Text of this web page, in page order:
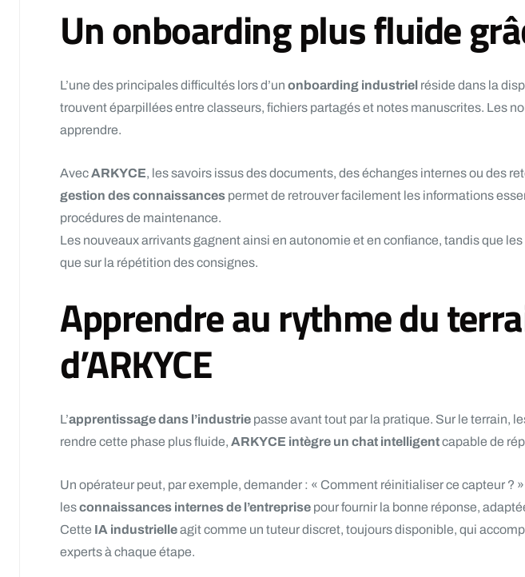
Un onboarding plus fluide
L’une des principales difficultés lors d’un onboarding industriel réside dans la
trouvent éparpillées entre classeurs, fichiers partagés et notes manuscrites. Les
apprendre.
AvecARKYCE, les savoirs issus des documents, des échanges internes ou des
gestion des connaissances permet de retrouver facilement les informations
procédures de maintenance.
Les nouveaux arrivants gagnent ainsi en autonomie et en confiance, tandis que
que sur la répétition des consignes.
Apprendre au rythme du
d’ARKYCE
L’apprentissage dans l’industrie passe avant tout par la pratique. Sur le terrain,
rendre cette phase plus fluide, ARKYCE intègre un chat intelligentcapable de
Un opérateur peut, par exemple, demander : « Comment réinitialiser ce capteur ?
lesconnaissances internes de l’entreprise pour fournir la bonne réponse,
Cette IA industrielleagit comme un tuteur discret, toujours disponible, qui
experts à chaque étape.